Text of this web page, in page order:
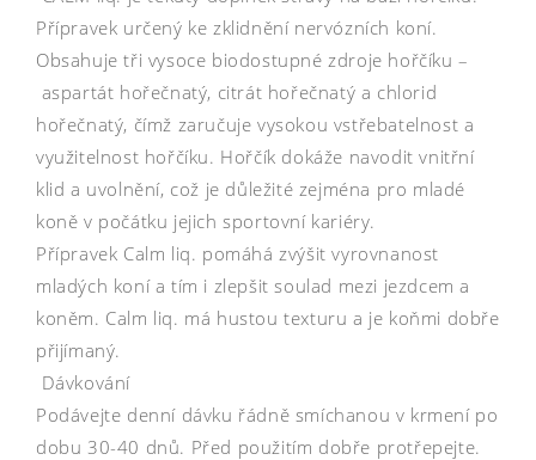
Přípravek určený ke zklidnění nervózních koní.
Obsahuje tři vysoce biodostupné zdroje hořčíku –
aspartát hořečnatý, citrát hořečnatý a chlorid
hořečnatý, čímž zaručuje vysokou vstřebatelnost a
využitelnost hořčíku. Hořčík dokáže navodit vnitřní
klid a uvolnění, což je důležité zejména pro mladé
koně v počátku jejich sportovní kariéry.
Přípravek Calm liq. pomáhá zvýšit vyrovnanost
mladých koní a tím i zlepšit soulad mezi jezdcem a
koněm. Calm liq. má hustou texturu a je koňmi dobře
přijímaný.
Dávkování
Podávejte denní dávku řádně smíchanou v krmení po
dobu 30-40 dnů. Před použitím dobře protřepejte.